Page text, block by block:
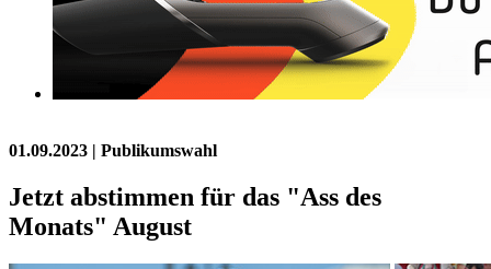
01.09.2023 | Publikumswahl
Jetzt abstimmen für das "Ass des
Monats" August